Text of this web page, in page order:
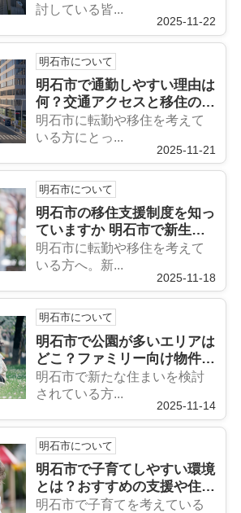
討している皆...
2025-11-22
明石市について
明石市で通勤しやすい理由は
何？交通アクセスと移住の魅
力も紹介
明石市に転勤や移住を考えて
いる方にとっ...
2025-11-21
明石市について
明石市の移住支援制度を知っ
ていますか 明石市で新生活
を始めたい方におすすめです
明石市に転勤や移住を考えて
いる方へ。新...
2025-11-18
明石市について
明石市で公園が多いエリアは
どこ？ファミリー向け物件探
しのポイントも紹介
明石市で新たな住まいを検討
されている方...
2025-11-14
明石市について
明石市で子育てしやすい環境
とは？おすすめの支援や住み
やすさも紹介
明石市で子育てを考えている